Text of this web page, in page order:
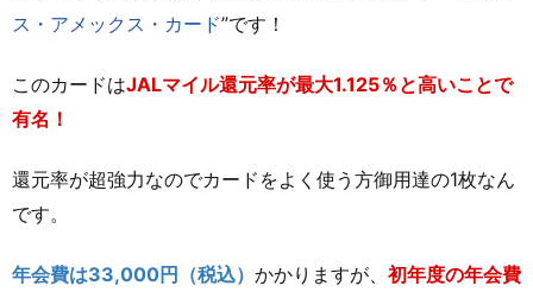
ス・アメックス・カード”です！
このカードはJALマイル還元率が最大1.125％と高いことで
有名！
還元率が超強力なのでカードをよく使う方御用達の1枚なん
です。
年会費は33,000円（税込） かかりますが、 初年度の年会費